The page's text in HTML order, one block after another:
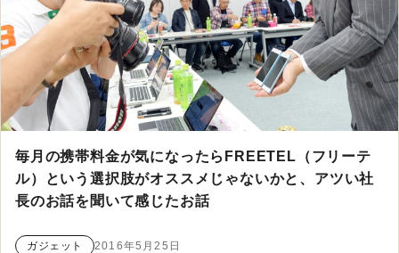
毎月の携帯料金が気になったらFREETEL（フリーテ
ル）という選択肢がオススメじゃないかと、アツい社
長のお話を聞いて感じたお話
ガジェット 2016年5月25日